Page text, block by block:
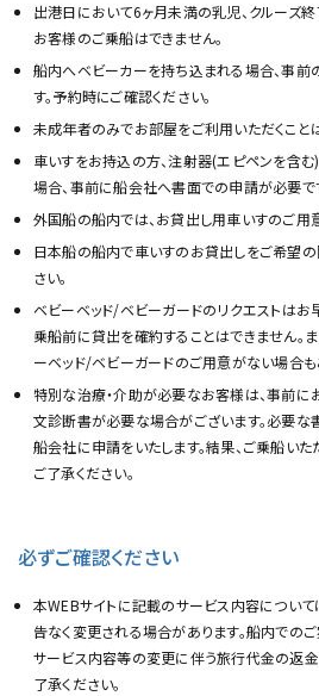
出港日において6ヶ月未満の乳児、クルーズ
お客様のご乗船はできません。
船内へベビーカーを持ち込まれる場合、事
す。予約時にご確認ください。
未成年者のみでお部屋をご利用いただくこと
車いすをお持込の方、注射器(エピペンを含
場合、事前に船会社へ書面での申請が必要で
外国船の船内では、お貸出し用車いすのご用
日本船の船内で車いすのお貸出しをご希望
さい。
ベビーベッド/ベビーガードのリクエストはお
乗船前に貸出を確約することはできません。ま
ーベッド/ベビーガードのご用意がない場合も
特別な治療・介助が必要なお客様は、事前に
文診断書が必要な場合がございます。必要な
船会社に申請をいたします。結果、ご乗船い
ご了承ください。
必ずご確認ください
本WEBサイトに記載のサービス内容について
告なく変更される場合があります。船内での
サービス内容等の変更に伴う旅行代金の返金
了承ください。